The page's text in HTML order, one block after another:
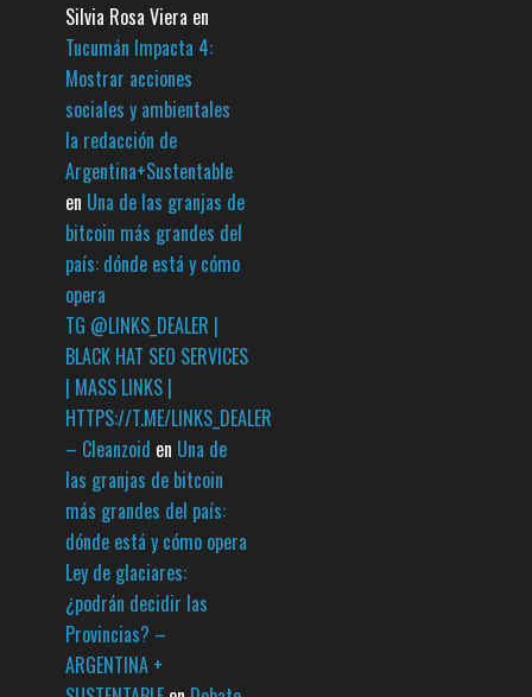
Silvia Rosa Viera en
Tucumán Impacta 4:
Mostrar acciones
sociales y ambientales
la redacción de
Argentina+Sustentable
en Una de las granjas de
bitcoin más grandes del
país: dónde está y cómo
opera
TG @LINKS_DEALER |
BLACK HAT SEO SERVICES
| MASS LINKS |
HTTPS://T.ME/LINKS_DEALER
– Cleanzoid en Una de
las granjas de bitcoin
más grandes del país:
dónde está y cómo opera
Ley de glaciares:
¿podrán decidir las
Provincias? –
ARGENTINA +